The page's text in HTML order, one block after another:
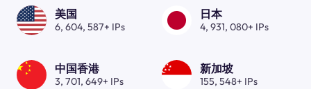
美国
6, 604, 587+ IPs
日本
4, 931, 080+ IPs
中国香港
3, 701, 649+ IPs
新加坡
155, 548+ IPs